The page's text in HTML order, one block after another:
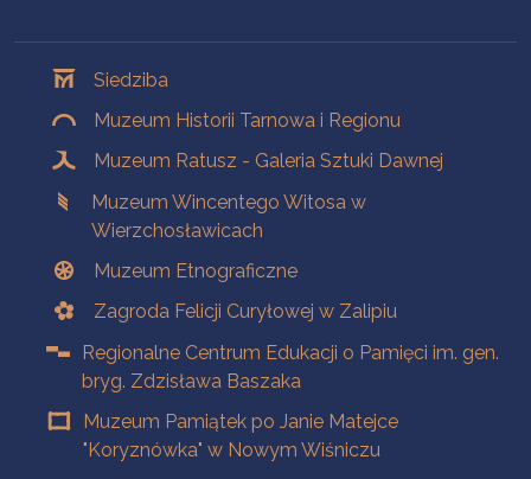
Siedziba
Muzeum Historii Tarnowa i Regionu
Muzeum Ratusz - Galeria Sztuki Dawnej
Muzeum Wincentego Witosa w
Wierzchosławicach
Muzeum Etnograficzne
Zagroda Felicji Curyłowej w Zalipiu
Regionalne Centrum Edukacji o Pamięci im. gen.
bryg. Zdzisława Baszaka
Muzeum Pamiątek po Janie Matejce
"Koryznówka" w Nowym Wiśniczu